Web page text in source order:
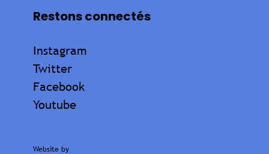
Restons connectés
Instagram
Twitter
Facebook
Youtube
Website by